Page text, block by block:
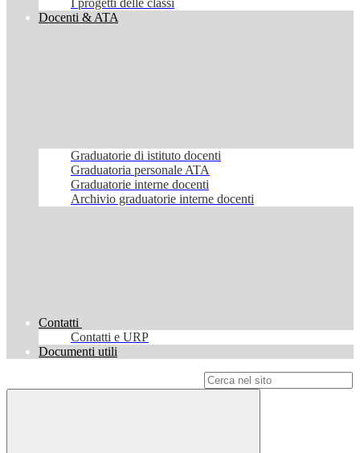
I progetti delle classi
Docenti & ATA
Graduatorie di istituto docenti
Graduatoria personale ATA
Graduatorie interne docenti
Archivio graduatorie interne docenti
Contatti
Contatti e URP
Documenti utili